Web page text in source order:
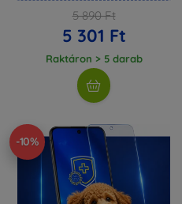
5 890 Ft
5 301 Ft
Raktáron > 5 darab
-10%